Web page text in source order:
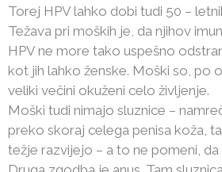
Torej HPV lahko dobi tudi 50 –
Težava pri moških je, da njihov
HPV ne more tako uspešno
kot jih lahko ženske. Moški so, po
veliki večini okuženi celo življenje.
Moški tudi nimajo sluznice –
preko skoraj celega penisa koža,
težje razvijejo – a to ne pomeni, da